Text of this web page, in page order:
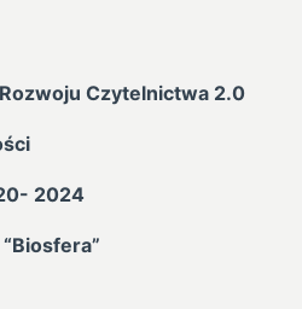
Czytelnictwa 2.0
2024